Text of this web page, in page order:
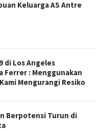
Keluarga AS Antre
di Los Angeles
Ferrer : Menggunakan
Mengurangi Resiko
Berpotensi Turun di